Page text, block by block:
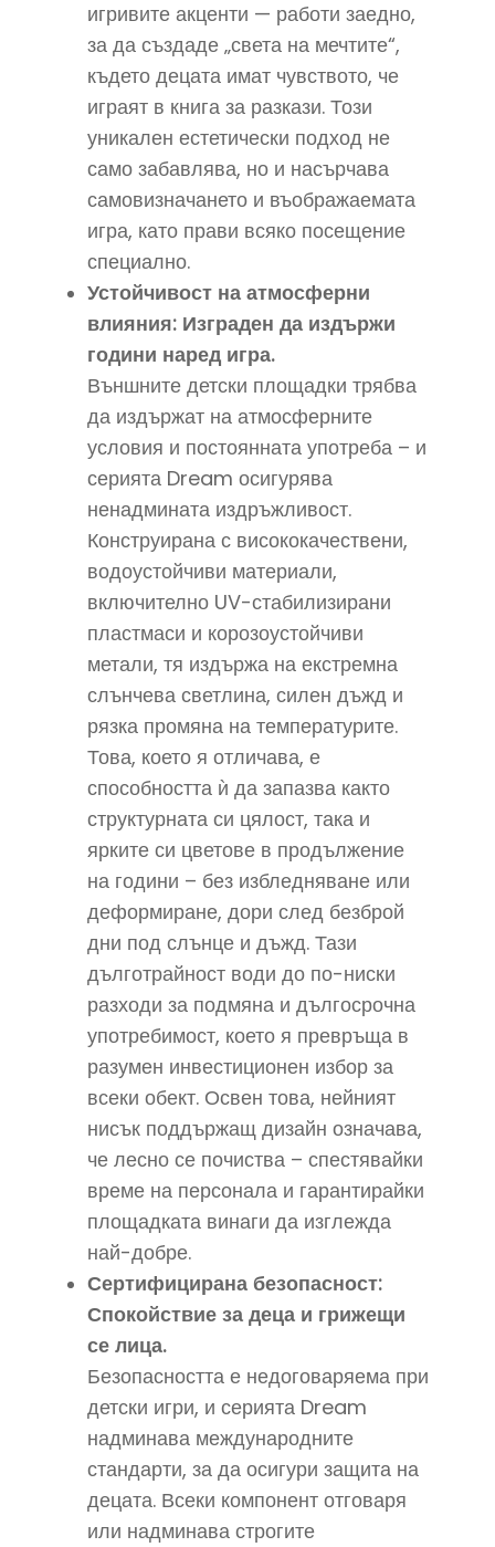
игривите акценти — работи заедно,
за да създаде „света на мечтите“,
където децата имат чувството, че
играят в книга за разкази. Този
уникален естетически подход не
само забавлява, но и насърчава
самовизначането и въображаемата
игра, като прави всяко посещение
специално.
Устойчивост на атмосферни
влияния: Изграден да издържи
години наред игра.
Външните детски площадки трябва
да издържат на атмосферните
условия и постоянната употреба – и
серията Dream осигурява
ненадмината издръжливост.
Конструирана с висококачествени,
водоустойчиви материали,
включително UV-стабилизирани
пластмаси и корозоустойчиви
метали, тя издържа на екстремна
слънчева светлина, силен дъжд и
рязка промяна на температурите.
Това, което я отличава, е
способността ѝ да запазва както
структурната си цялост, така и
ярките си цветове в продължение
на години – без избледняване или
деформиране, дори след безброй
дни под слънце и дъжд. Тази
дълготрайност води до по-ниски
разходи за подмяна и дългосрочна
употребимост, което я превръща в
разумен инвестиционен избор за
всеки обект. Освен това, нейният
нисък поддържащ дизайн означава,
че лесно се почиства – спестявайки
време на персонала и гарантирайки
площадката винаги да изглежда
най-добре.
Сертифицирана безопасност:
Спокойствие за деца и грижещи
се лица.
Безопасността е недоговаряема при
детски игри, и серията Dream
надминава международните
стандарти, за да осигури защита на
децата. Всеки компонент отговаря
или надминава строгите